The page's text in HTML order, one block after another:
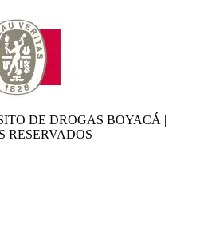
DE DROGAS BOYACÁ |
RESERVADOS